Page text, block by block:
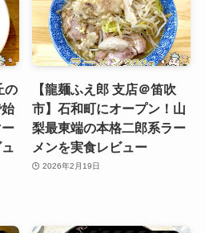
の
【龍麺ふえ郎 支店＠笛吹
市】石和町にオープン！山
梨最東端の本格二郎系ラー
メンを実食レビュー
2026年2月19日